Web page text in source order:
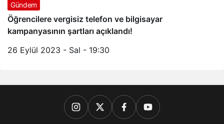
Gündem
Öğrencilere vergisiz telefon ve bilgisayar
kampanyasının şartları açıklandı!
26 Eylül 2023 - Sal - 19:30